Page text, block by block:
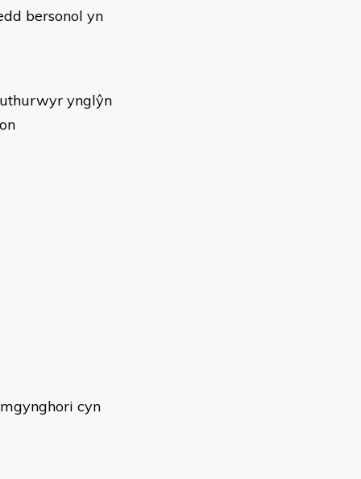
bersonol yn
ynglŷn
cyn